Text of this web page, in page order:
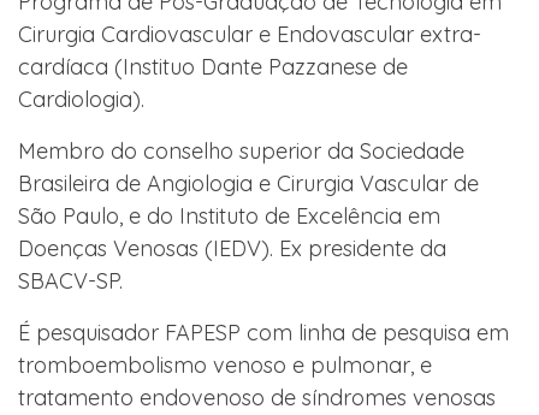
Cirurgia Cardiovascular e Endovascular extra-
cardíaca (Instituo Dante Pazzanese de
Cardiologia).
Membro do conselho superior da Sociedade
Brasileira de Angiologia e Cirurgia Vascular de
São Paulo, e do Instituto de Excelência em
Doenças Venosas (IEDV). Ex presidente da
SBACV-SP.
É pesquisador FAPESP com linha de pesquisa em
tromboembolismo venoso e pulmonar, e
tratamento endovenoso de síndromes venosas